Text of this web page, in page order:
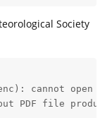
Society
cannot open
PDF file